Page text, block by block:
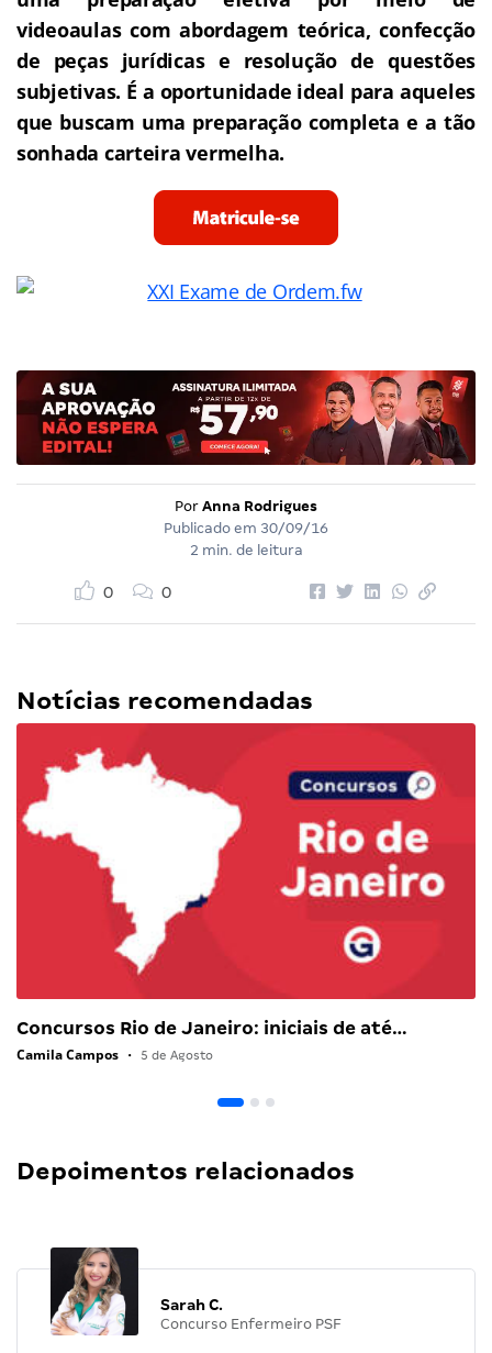
videoaulas com abordagem teórica, confecção
de peças jurídicas e resolução de questões
subjetivas. É a oportunidade ideal para aqueles
que buscam uma preparação completa e a tão
sonhada carteira vermelha.
Por Anna Rodrigues
Publicado em 30/09/16
2 min. de leitura
0 0
Notícias recomendadas
Concursos Rio de Janeiro: iniciais de até…
Camila Campos • 5 de Agosto
Depoimentos relacionados
Sarah C.
Concurso Enfermeiro PSF